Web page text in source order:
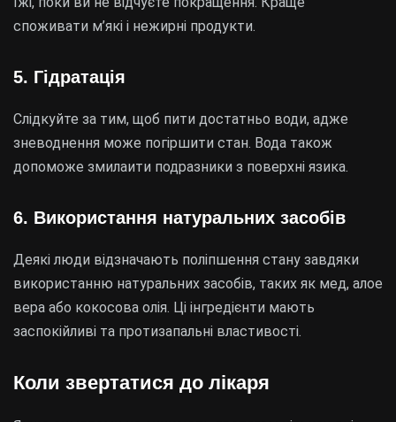
споживати м’які і нежирні продукти.
5. Гідратація
Слідкуйте за тим, щоб пити достатньо води, адже
зневоднення може погіршити стан. Вода також
допоможе змилаити подразники з поверхні язика.
6. Використання натуральних засобів
Деякі люди відзначають поліпшення стану завдяки
використанню натуральних засобів, таких як мед, алое
вера або кокосова олія. Ці інгредієнти мають
заспокійливі та протизапальні властивості.
Коли звертатися до лікаря